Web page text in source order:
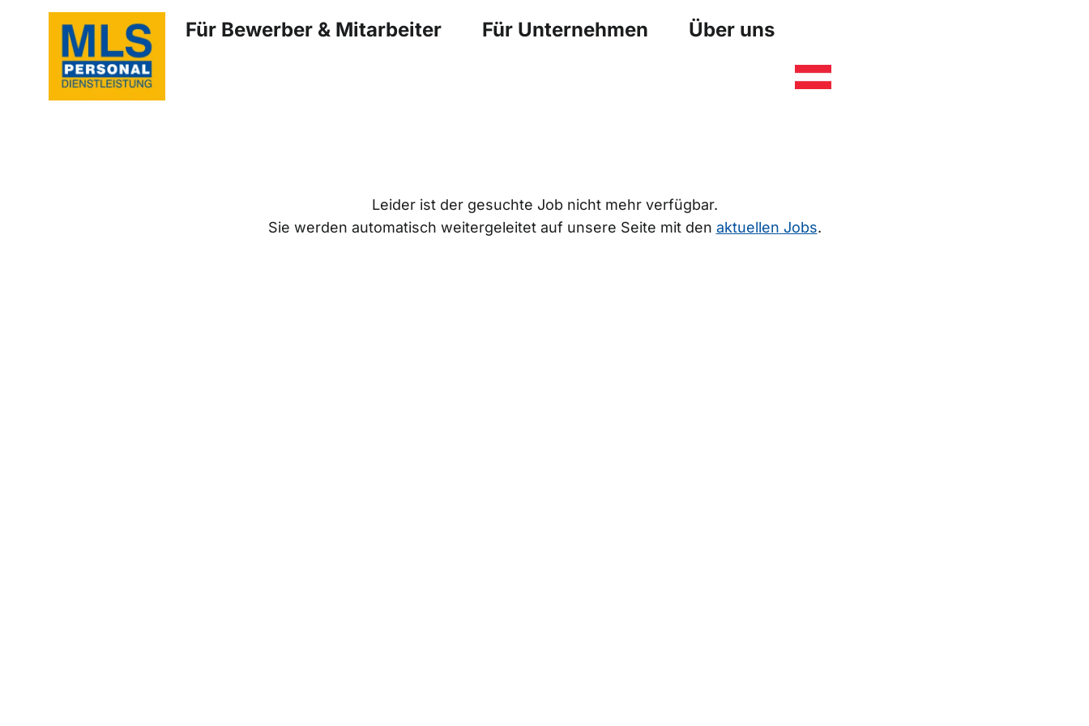
Für Bewerber & Mitarbeiter Für Unternehmen Über uns
Leider ist der gesuchte Job nicht mehr verfügbar.
Sie werden automatisch weitergeleitet auf unsere Seite mit den aktuellen Jobs.